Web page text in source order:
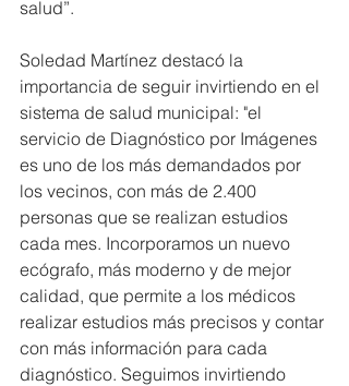
salud”.
Soledad Martínez destacó la
importancia de seguir invirtiendo en el
sistema de salud municipal: "el
servicio de Diagnóstico por Imágenes
es uno de los más demandados por
los vecinos, con más de 2.400
personas que se realizan estudios
cada mes. Incorporamos un nuevo
ecógrafo, más moderno y de mejor
calidad, que permite a los médicos
realizar estudios más precisos y contar
con más información para cada
diagnóstico. Seguimos invirtiendo